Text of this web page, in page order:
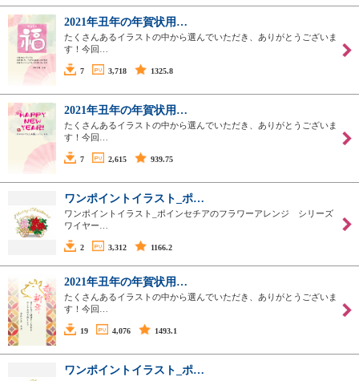
2021年丑年の年賀状用…
たくさんあるイラストの中から選んでいただき、ありがとうございま
す！今回…
7 3,718 1325.8
2021年丑年の年賀状用…
たくさんあるイラストの中から選んでいただき、ありがとうございま
す！今回…
7 2,615 939.75
ワンポイントイラスト_ポ…
ワンポイントイラスト_ポインセチアのフラワーアレンジ シリーズ
ワイヤー…
2 3,312 1166.2
2021年丑年の年賀状用…
たくさんあるイラストの中から選んでいただき、ありがとうございま
す！今回…
19 4,076 1493.1
ワンポイントイラスト_ポ…